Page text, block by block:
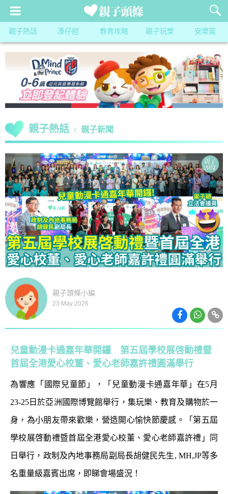
親子熱話 湊仔經 教育攻略 親子玩樂 安樂窩
親子熱話 親子新聞
親子頭條小編
23 May 2026
兒童動漫卡通嘉年華開鑼 第五屆學校展啓動禮暨
首屆全港愛心校董、愛心老師嘉許禮圓滿舉行
為響應「國際兒童節」，「兒童動漫卡通嘉年華」在5月
23-25日於亞洲國際博覽館舉行，集玩樂、教育及購物於一
身，為小朋友帶來歡樂，營造開心愉快節慶感。「第五屆
學校展啓動禮暨首屆全港愛心校董、愛心老師嘉許禮」同
日舉行，政制及內地事務局副局長胡健民先生, MH,JP等多
名重量級嘉賓出席，即睇會場盛況！